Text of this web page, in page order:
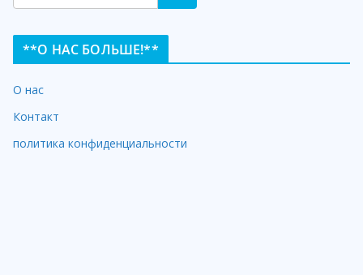
**О НАС БОЛЬШЕ!**
О нас
Контакт
политика конфиденциальности